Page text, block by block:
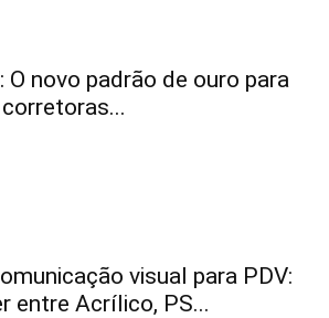
O novo padrão de ouro para
visual para PDV:
entre Acrílico, PS...